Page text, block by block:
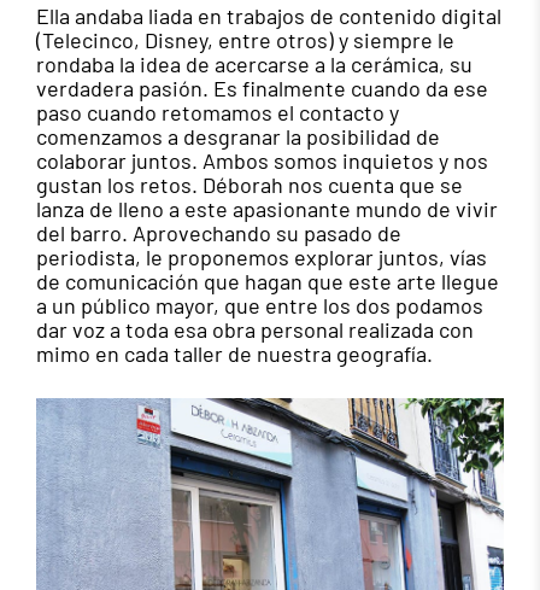
Ella andaba liada en trabajos de contenido digital
(Telecinco, Disney, entre otros) y siempre le
rondaba la idea de acercarse a la cerámica, su
verdadera pasión. Es finalmente cuando da ese
paso cuando retomamos el contacto y
comenzamos a desgranar la posibilidad de
colaborar juntos. Ambos somos inquietos y nos
gustan los retos. Déborah nos cuenta que se
lanza de lleno a este apasionante mundo de vivir
del barro. Aprovechando su pasado de
periodista, le proponemos explorar juntos, vías
de comunicación que hagan que este arte llegue
a un público mayor, que entre los dos podamos
dar voz a toda esa obra personal realizada con
mimo en cada taller de nuestra geografía.